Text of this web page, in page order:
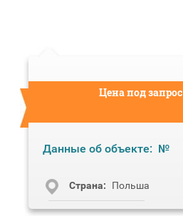
Цена под запрос
Данные об объекте: №
Cтрана: Польша